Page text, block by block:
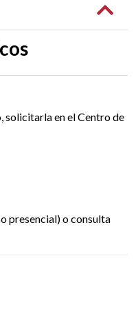
solicitarla en el Centro de
presencial) o consulta